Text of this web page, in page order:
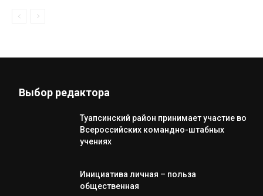
Выбор редактора
Туапсинский район принимает участие во
Всероссийских командно-штабных
учениях
Инициатива личная – польза
общественная